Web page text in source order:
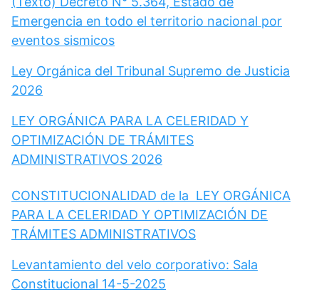
Emergencia en todo el territorio nacional por
eventos sismicos
Ley Orgánica del Tribunal Supremo de Justicia
2026
LEY ORGÁNICA PARA LA CELERIDAD Y
OPTIMIZACIÓN DE TRÁMITES
ADMINISTRATIVOS 2026
CONSTITUCIONALIDAD de la LEY ORGÁNICA
PARA LA CELERIDAD Y OPTIMIZACIÓN DE
TRÁMITES ADMINISTRATIVOS
Levantamiento del velo corporativo: Sala
Constitucional 14-5-2025